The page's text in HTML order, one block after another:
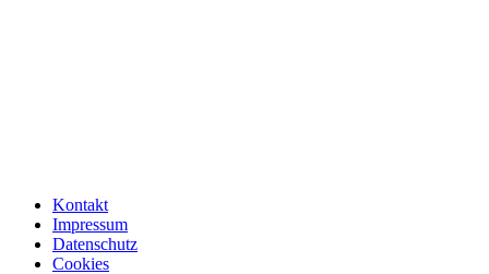
Kontakt
Impressum
Datenschutz
Cookies